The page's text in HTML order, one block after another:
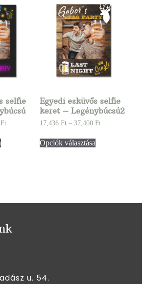
selfie
Ft
Egyedi esküvős selfie
keret – Legénybúcsú2
17,436Ft – 37,400Ft
Opciók választása
u. 54.